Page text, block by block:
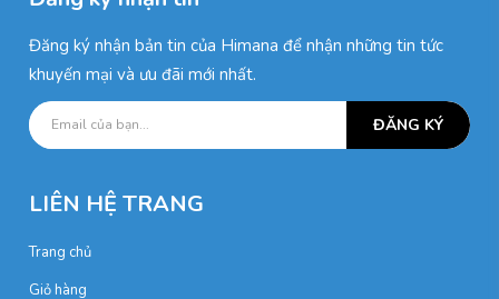
Đăng ký nhận bản tin của Himana để nhận những tin tức
khuyến mại và ưu đãi mới nhất.
ĐĂNG KÝ
LIÊN HỆ TRANG
Trang chủ
Giỏ hàng